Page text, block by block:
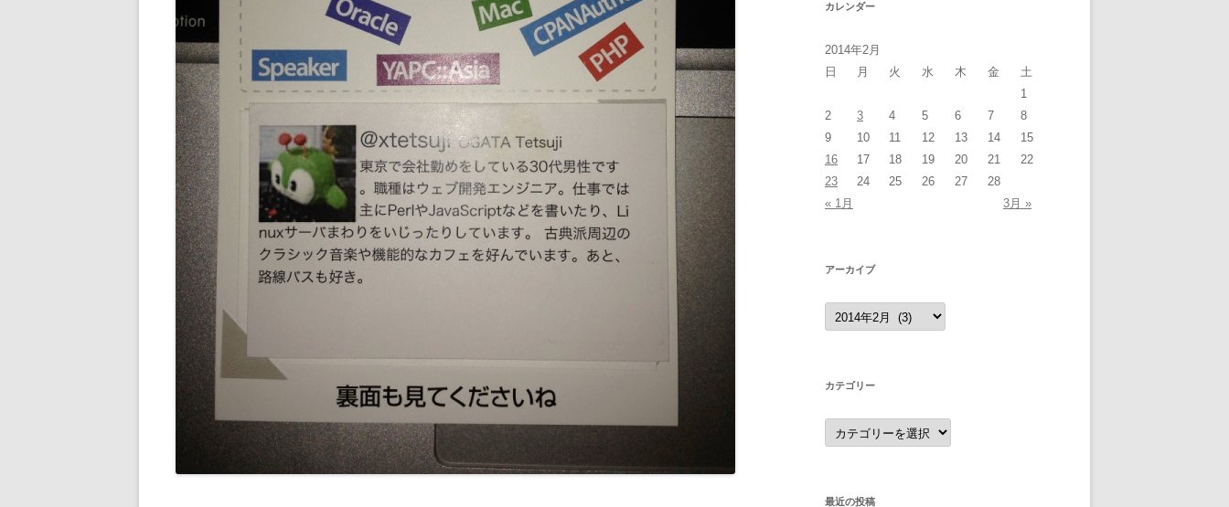
カレンダー
2014年2月
日
月 火 水 木 金
土
1
2
3 4 5 6 7
8
9
10 11 12 13 14
15
16
17 18 19 20 21
22
23
24 25 26 27
28
« 1月
3月 »
アーカイブ
ア
ー
カ
カテゴリー
カ
テ
ゴ
最近の投稿